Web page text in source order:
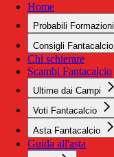
Home
Probabili Formazioni
Consigli Fantacalcio
Chi schierare
Scambi Fantacalcio
Ultime dai Campi
Voti Fantacalcio
Asta Fantacalcio
Guida all'asta